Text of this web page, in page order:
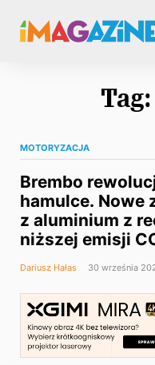
Tag:
MOTORYZACJA
Brembo
hamulce. Nowe
z aluminium z
niższej emisji
Dariusz Hałas 30 września